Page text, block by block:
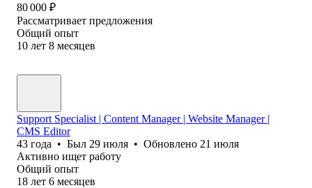
80 000 ₽
Рассматривает предложения
Общий опыт
10 лет 8 месяцев
Support Specialist | Content Manager | Website Manager |
CMS Editor
43 года • Был 29 июля • Обновлено 21 июля
Активно ищет работу
Общий опыт
18 лет 6 месяцев